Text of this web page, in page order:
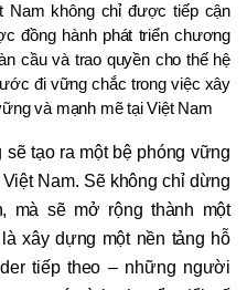
Nam không chỉ được tiếp cận
đồng hành phát triển chương
cầu và trao quyền cho thế hệ
đi vững chắc trong việc xây
và mạnh mẽ tại Việt Nam
tạo ra một bệ phóng vững
Nam. Sẽ không chỉ dừng
mà sẽ mở rộng thành một
xây dựng một nền tảng hỗ
tiếp theo – những người